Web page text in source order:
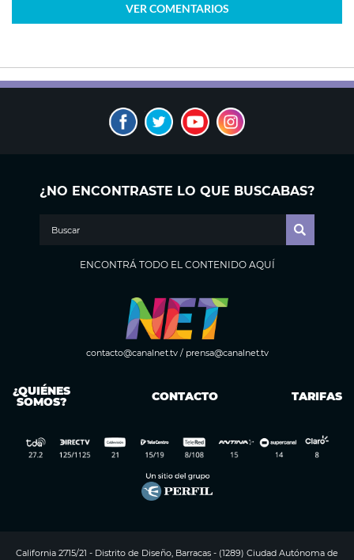
VER COMENTARIOS
¿NO ENCONTRASTE LO QUE BUSCABAS?
ENCONTRÁ TODO EL CONTENIDO AQUÍ
contacto@canalnet.tv/ prensa@canalnet.tv
¿QUIÉNES
SOMOS? CONTACTO TARIFAS
California 2715/21 - Distrito de Diseño, Barracas - (1289) Ciudad Autónoma de